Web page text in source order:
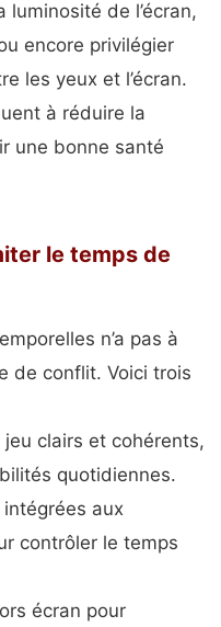
luminosité de l’écran,
encore privilégier
les yeux et l’écran.
à réduire la
une bonne santé
le temps de
n’a pas à
de conflit. Voici trois
clairs et cohérents,
quotidiennes.
aux
contrôler le temps
écran pour